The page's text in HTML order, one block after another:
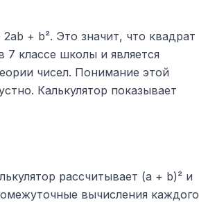
+ b². Это значит, что квадрат
классе школы и является
чисел. Понимание этой
Калькулятор показывает
рассчитывает (a + b)² и
вычисления каждого